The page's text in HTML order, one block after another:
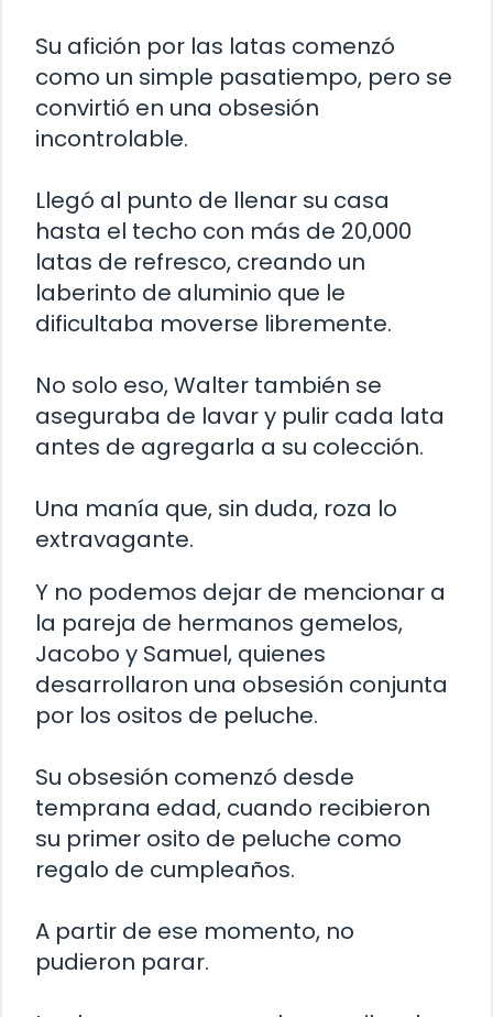
Su afición por las latas comenzó
como un simple pasatiempo, pero se
convirtió en una obsesión
incontrolable.
Llegó al punto de llenar su casa
hasta el techo con más de 20,000
latas de refresco, creando un
laberinto de aluminio que le
dificultaba moverse libremente.
No solo eso, Walter también se
aseguraba de lavar y pulir cada lata
antes de agregarla a su colección.
Una manía que, sin duda, roza lo
extravagante.
Y no podemos dejar de mencionar a
la pareja de hermanos gemelos,
Jacobo y Samuel, quienes
desarrollaron una obsesión conjunta
por los ositos de peluche.
Su obsesión comenzó desde
temprana edad, cuando recibieron
su primer osito de peluche como
regalo de cumpleaños.
A partir de ese momento, no
pudieron parar.